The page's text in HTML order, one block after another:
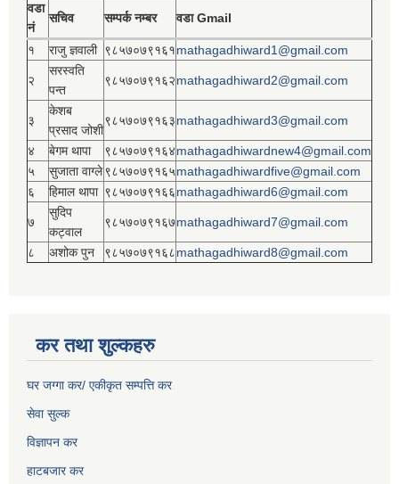
वडा
नं
सचिव सम्पर्क नम्बर वडा Gmail
१ राजु ज्ञवाली ९८५७०७९१६१mathagadhiward1@gmail.com
२
सरस्वति
पन्त
९८५७०७९१६२mathagadhiward2@gmail.com
३
केशब
प्रसाद जोशी
९८५७०७९१६३mathagadhiward3@gmail.com
४ बेगम थापा ९८५७०७९१६४mathagadhiwardnew4@gmail.com
५
सुजाता वाग्ले९८५७०७९१६५mathagadhiwardfive@gmail.com
६
हिमाल थापा ९८५७०७९१६६mathagadhiward6@gmail.com
७
सुदिप
कट्वाल
९८५७०७९१६७mathagadhiward7@gmail.com
८ अशोक पुन ९८५७०७९१६८mathagadhiward8@gmail.com
कर तथा शुल्कहरु
घर जग्गा कर/ एकीकृत सम्पत्ति कर
सेवा सुल्क
विज्ञापन कर
हाटबजार कर